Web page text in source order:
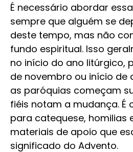
É necessário abordar
sempre que alguém se
deste tempo, mas não
fundo espiritual. Isso
no início do ano litúrgico,
de novembro ou início de
as paróquias começam
fiéis notam a mudança. É
para catequese, homilias
materiais de apoio que
significado do Advento.